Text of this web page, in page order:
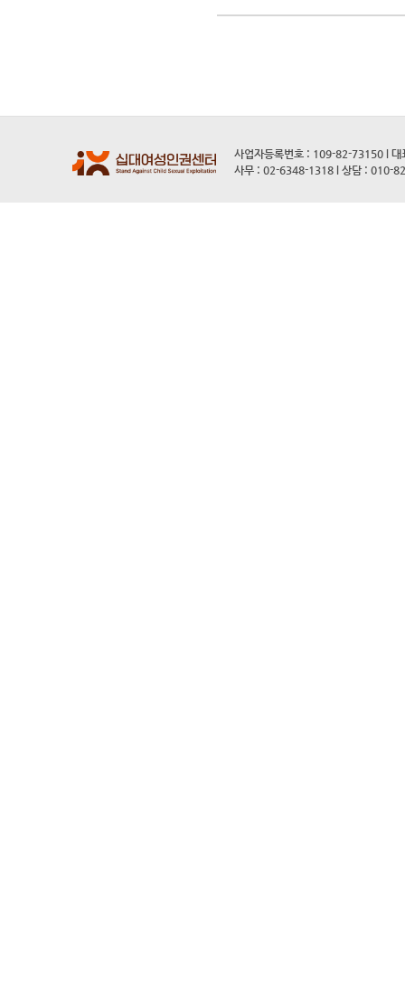
사업자등록번호 : 109-82-73150 l 대
사무 : 02-6348-1318 l 상담 : 010-